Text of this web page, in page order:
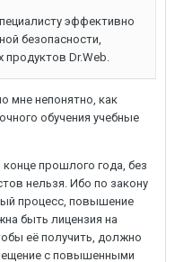
эффективно
безопасности,
продуктов Dr.Web.
мне непонятно, как
обучения учебные
прошлого года, без
нельзя. Ибо по закону
процесс, повышение
быть лицензия на
её получить, должно
с повышенными